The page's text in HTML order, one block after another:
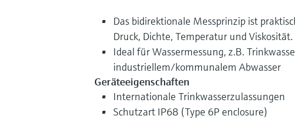
Das bidirektionale Messprinzip ist
Druck, Dichte, Temperatur und Viskosität.
Ideal für Wassermessung, z.B.
industriellem/kommunalem Abwasser
Geräteeigenschaften
Internationale Trinkwasserzulassungen
Schutzart IP68 (Type 6P enclosure)